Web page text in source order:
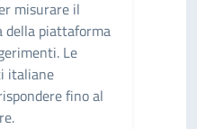
misurare il
della piattaforma
Le
italiane
fino al